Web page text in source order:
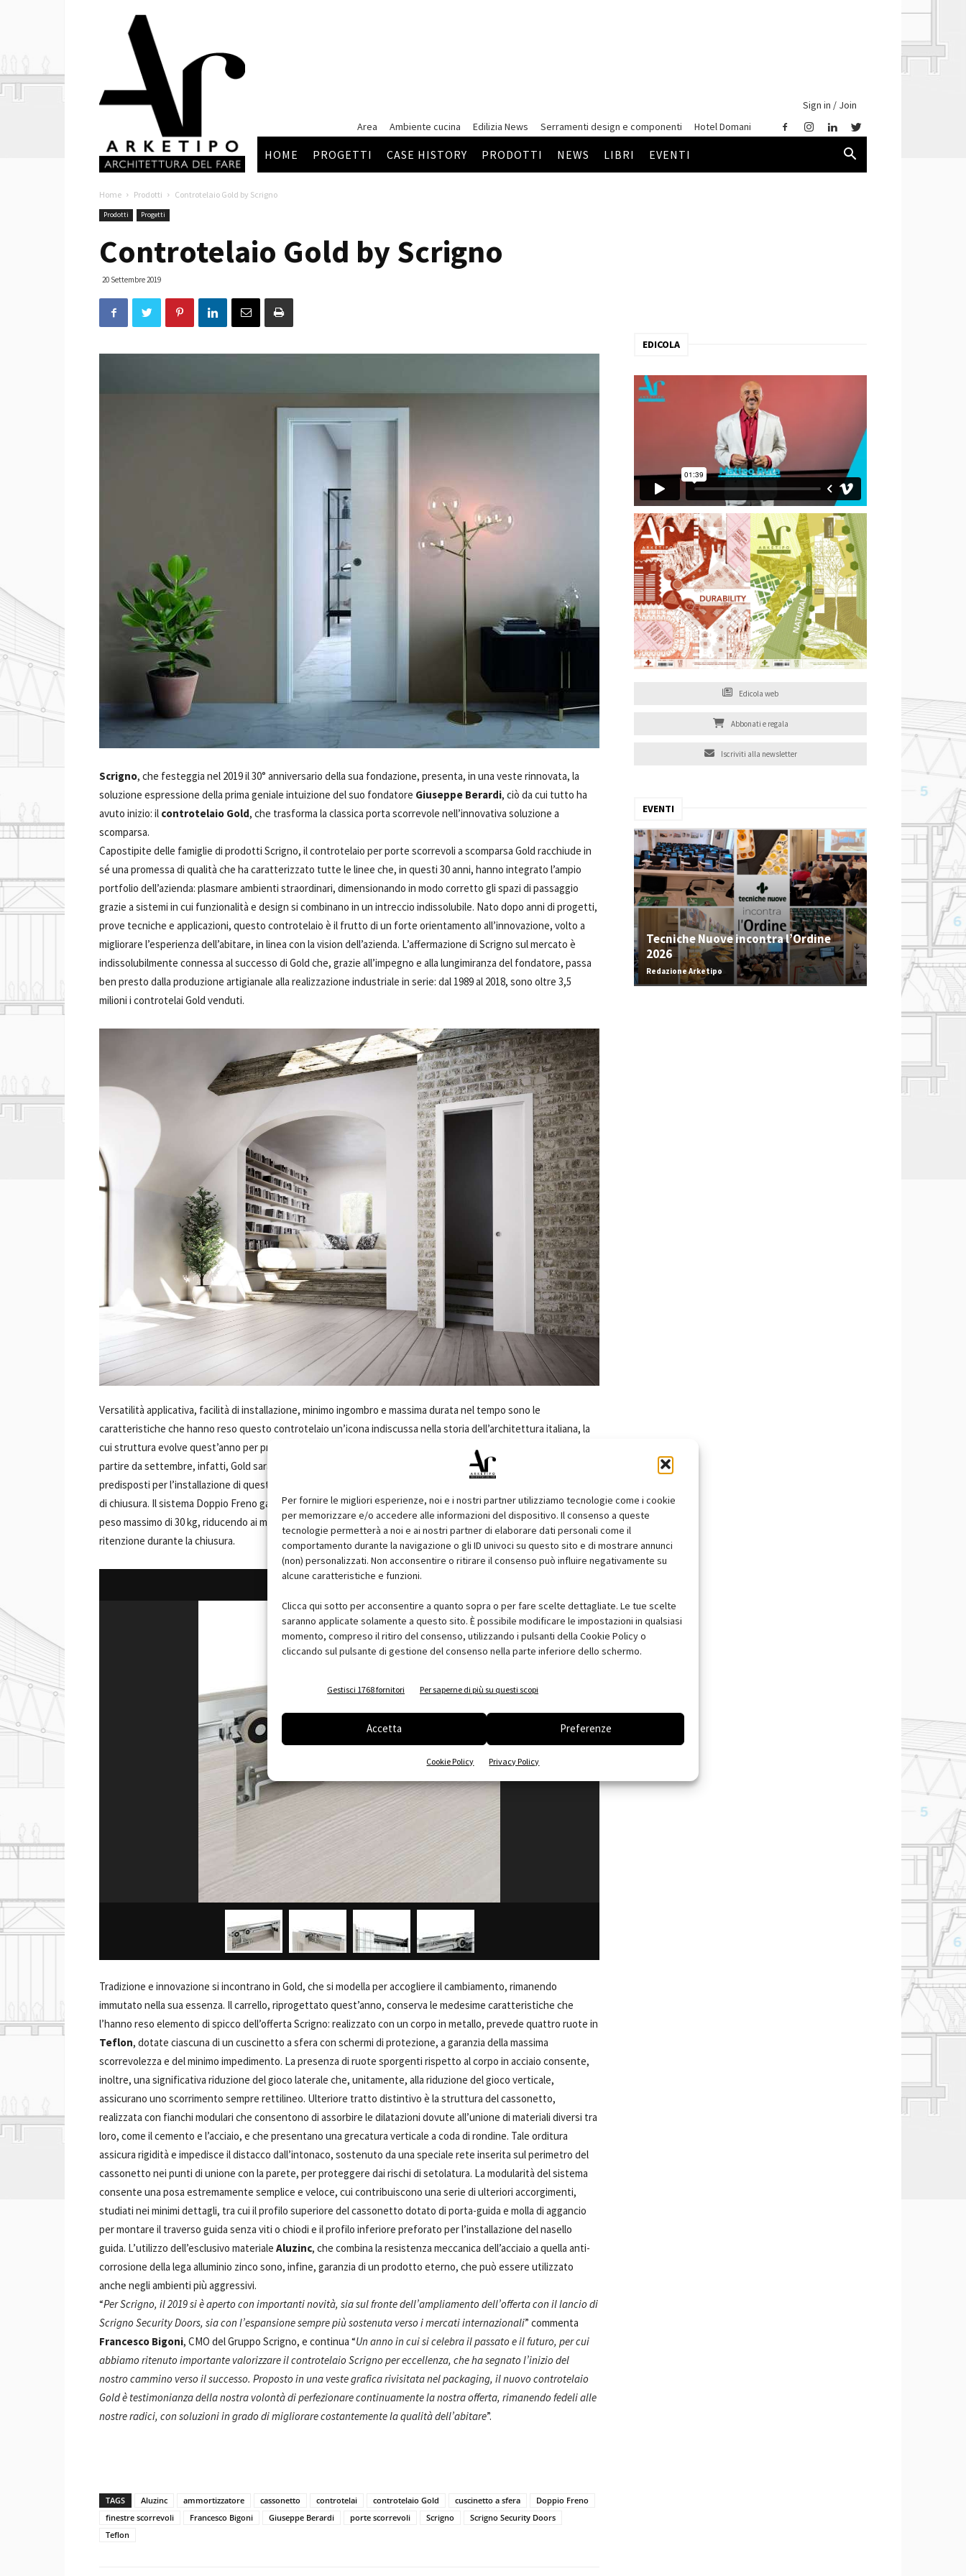
Per fornire le migliori esperienze, noi e i nostri partner utilizziamo tecnologie come i cookie
per memorizzare e/o accedere alle informazioni del dispositivo. Il consenso a queste
tecnologie permetterà a noi e ai nostri partner di elaborare dati personali come il
comportamento durante la navigazione o gli ID univoci su questo sito e di mostrare annunci
(non) personalizzati. Non acconsentire o ritirare il consenso può influire negativamente su
alcune caratteristiche e funzioni.
Clicca qui sotto per acconsentire a quanto sopra o per fare scelte dettagliate. Le tue scelte
saranno applicate solamente a questo sito. È possibile modificare le impostazioni in qualsiasi
momento, compreso il ritiro del consenso, utilizzando i pulsanti della Cookie Policy o
cliccando sul pulsante di gestione del consenso nella parte inferiore dello schermo.
Gestisci 1768 fornitori Per saperne di più su questi scopi
Accetta Preferenze
Cookie Policy Privacy Policy
Arketipo
Sign in / Join
Area
Ambiente cucina Edilizia News Serramenti design e componenti Hotel Domani
HOME PROGETTI CASE HISTORY PRODOTTI NEWS LIBRI EVENTI
Home Prodotti Controtelaio Gold by Scrigno
Prodotti Progetti
Controtelaio Gold by Scrigno
20 Settembre 2019
Scrigno, che festeggia nel 2019 il 30° anniversario della sua fondazione, presenta, in una veste rinnovata, la
soluzione espressione della prima geniale intuizione del suo fondatore Giuseppe Berardi, ciò da cui tutto ha
avuto inizio: il controtelaio Gold, che trasforma la classica porta scorrevole nell’innovativa soluzione a
scomparsa.
Capostipite delle famiglie di prodotti Scrigno, il controtelaio per porte scorrevoli a scomparsa Gold racchiude in
sé una promessa di qualità che ha caratterizzato tutte le linee che, in questi 30 anni, hanno integrato l’ampio
portfolio dell’azienda: plasmare ambienti straordinari, dimensionando in modo corretto gli spazi di passaggio
grazie a sistemi in cui funzionalità e design si combinano in un intreccio indissolubile. Nato dopo anni di progetti,
prove tecniche e applicazioni, questo controtelaio è il frutto di un forte orientamento all’innovazione, volto a
migliorare l’esperienza dell’abitare, in linea con la vision dell’azienda. L’affermazione di Scrigno sul mercato è
indissolubilmente connessa al successo di Gold che, grazie all’impegno e alla lungimiranza del fondatore, passa
ben presto dalla produzione artigianale alla realizzazione industriale in serie: dal 1989 al 2018, sono oltre 3,5
milioni i controtelai Gold venduti.
Versatilità applicativa, facilità di installazione, minimo ingombro e massima durata nel tempo sono le
caratteristiche che hanno reso questo controtelaio un’icona indiscussa nella storia dell’architettura italiana, la
cui struttura evolve quest’anno per prepararsi ad accogliere un nuovo arrivato: l’accessorio
partire da settembre, infatti, Gold sarà dotato di una guida di scorrimento e di un carrello ridisegnati e
predisposti per l’installazione di questo ammortizzatore, in grado di rallentare la porta sia in fase di apertura che
di chiusura. Il sistema Doppio Freno garantisce lo scorrimento e accostamento ottimale di pannelli porta del
peso massimo di 30 kg, riducendo ai minimi termini la forza necessaria per consentire lo sblocco dal sistema di
ritenzione durante la chiusura.
Tradizione e innovazione si incontrano in Gold, che si modella per accogliere il cambiamento, rimanendo
immutato nella sua essenza. Il carrello, riprogettato quest’anno, conserva le medesime caratteristiche che
l’hanno reso elemento di spicco dell’offerta Scrigno: realizzato con un corpo in metallo, prevede quattro ruote in
Teflon, dotate ciascuna di un cuscinetto a sfera con schermi di protezione, a garanzia della massima
scorrevolezza e del minimo impedimento. La presenza di ruote sporgenti rispetto al corpo in acciaio consente,
inoltre, una significativa riduzione del gioco laterale che, unitamente, alla riduzione del gioco verticale,
assicurano uno scorrimento sempre rettilineo. Ulteriore tratto distintivo è la struttura del cassonetto,
realizzata con fianchi modulari che consentono di assorbire le dilatazioni dovute all’unione di materiali diversi tra
loro, come il cemento e l’acciaio, e che presentano una grecatura verticale a coda di rondine. Tale orditura
assicura rigidità e impedisce il distacco dall’intonaco, sostenuto da una speciale rete inserita sul perimetro del
cassonetto nei punti di unione con la parete, per proteggere dai rischi di setolatura. La modularità del sistema
consente una posa estremamente semplice e veloce, cui contribuiscono una serie di ulteriori accorgimenti,
studiati nei minimi dettagli, tra cui il profilo superiore del cassonetto dotato di porta-guida e molla di aggancio
per montare il traverso guida senza viti o chiodi e il profilo inferiore preforato per l’installazione del nasello
guida. L’utilizzo dell’esclusivo materiale Aluzinc, che combina la resistenza meccanica dell’acciaio a quella anti-
corrosione della lega alluminio zinco sono, infine, garanzia di un prodotto eterno, che può essere utilizzato
anche negli ambienti più aggressivi.
“Per Scrigno, il 2019 si è aperto con importanti novità, sia sul fronte dell’ampliamento dell’offerta con il lancio di
Scrigno Security Doors, sia con l’espansione sempre più sostenuta verso i mercati internazionali” commenta
Francesco Bigoni, CMO del Gruppo Scrigno, e continua “Un anno in cui si celebra il passato e il futuro, per cui
abbiamo ritenuto importante valorizzare il controtelaio Scrigno per eccellenza, che ha segnato l’inizio del
nostro cammino verso il successo. Proposto in una veste grafica rivisitata nel packaging, il nuovo controtelaio
Gold è testimonianza della nostra volontà di perfezionare continuamente la nostra offerta, rimanendo fedeli alle
nostre radici, con soluzioni in grado di migliorare costantemente la qualità dell’abitare”.
TAGS Aluzinc ammortizzatore cassonetto controtelai controtelaio Gold cuscinetto a sfera
Doppio Freno
finestre scorrevoli
Francesco Bigoni Giuseppe Berardi porte scorrevoli Scrigno
Scrigno Security Doors
Teflon
EDICOLA
Edicola web
Abbonati e regala
Iscriviti alla newsletter
EVENTI
Tecniche Nuove incontra l’Ordine
2026
Redazione Arketipo